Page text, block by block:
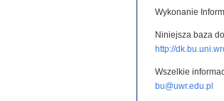
Wykonanie
Niniejsza baza
http://
Wszelkie
bu@uwr.edu.pl